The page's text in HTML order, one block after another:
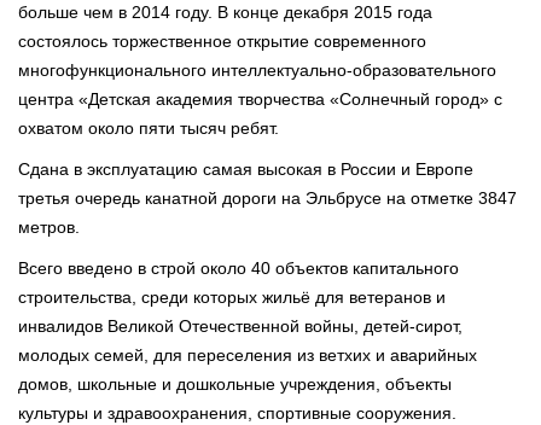
больше чем в 2014 году. В конце декабря 2015 года
состоялось торжественное открытие современного
многофункционального интеллектуально-образовательного
центра «Детская академия творчества «Солнечный город» с
охватом около пяти тысяч ребят.
Сдана в эксплуатацию самая высокая в России и Европе
третья очередь канатной дороги на Эльбрусе на отметке 3847
метров.
Всего введено в строй около 40 объектов капитального
строительства, среди которых жильё для ветеранов и
инвалидов Великой Отечественной войны, детей-сирот,
молодых семей, для переселения из ветхих и аварийных
домов, школьные и дошкольные учреждения, объекты
культуры и здравоохранения, спортивные сооружения.